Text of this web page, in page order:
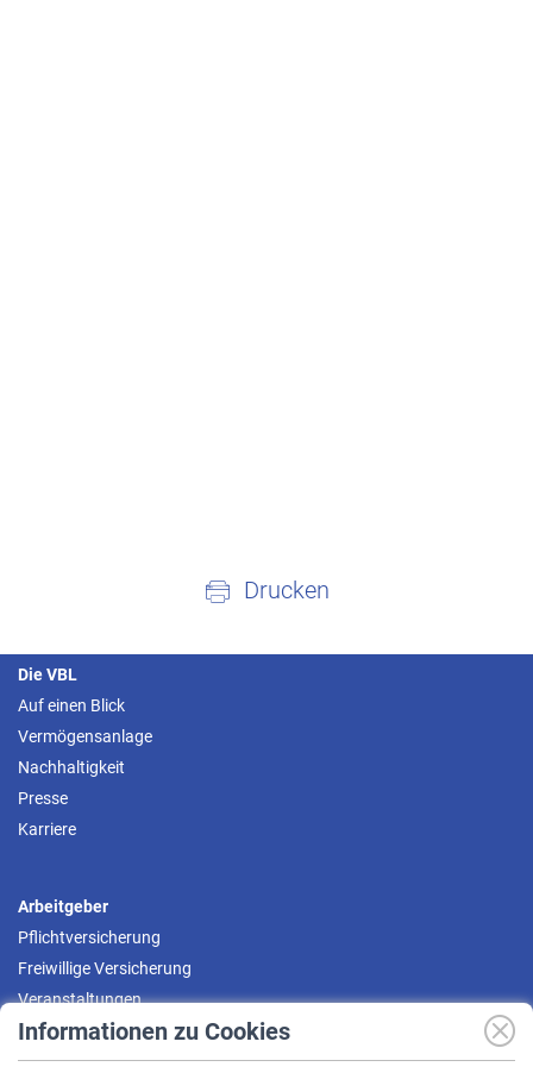
Informationen zu Cookies
Drucken
Die VBL
Auf einen Blick
Vermögensanlage
Nachhaltigkeit
Presse
Karriere
Arbeitgeber
Pflichtversicherung
Freiwillige Versicherung
Veranstaltungen